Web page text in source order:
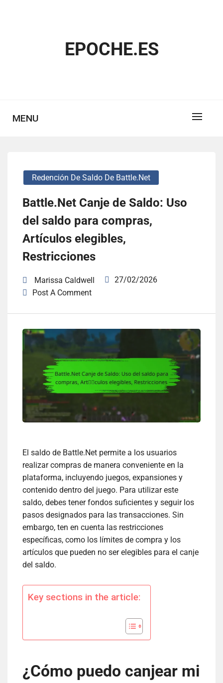
EPOCHE.ES
MENU
Redención De Saldo De Battle.net
Battle.Net Canje de Saldo: Uso
del saldo para compras,
Artículos elegibles,
Restricciones
Marissa Caldwell
27/02/2026
Post A Comment
El saldo de Battle.Net permite a los usuarios
realizar compras de manera conveniente en la
plataforma, incluyendo juegos, expansiones y
contenido dentro del juego. Para utilizar este
saldo, debes tener fondos suficientes y seguir los
pasos designados para las transacciones. Sin
embargo, ten en cuenta las restricciones
específicas, como los límites de compra y los
artículos que pueden no ser elegibles para el canje
del saldo.
Key sections in the article:
¿Cómo puedo canjear mi